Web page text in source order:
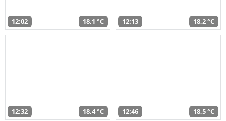
12:02 18,1 °C 12:13 18,2 °C
12:32 18,4 °C 12:46 18,5 °C